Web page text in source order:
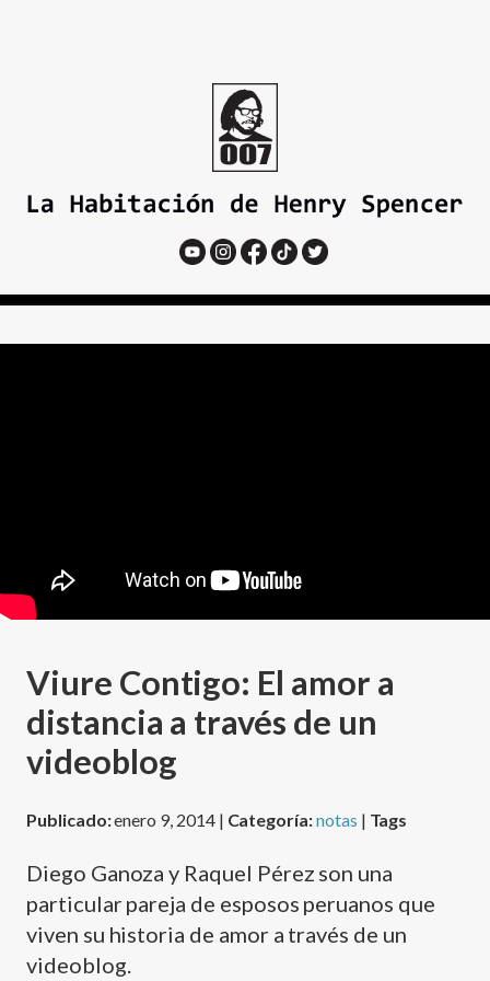
Viure Contigo: El amor a
distancia a través de un
videoblog
Publicado:enero 9, 2014 | Categoría:notas | Tags
Diego Ganoza y Raquel Pérez son una
particular pareja de esposos peruanos que
viven su historia de amor a través de un
videoblog.